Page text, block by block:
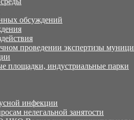
обсуждений
проведении экспертизы
площадки, индустриальные парки
инфекции
нелегальной занятости